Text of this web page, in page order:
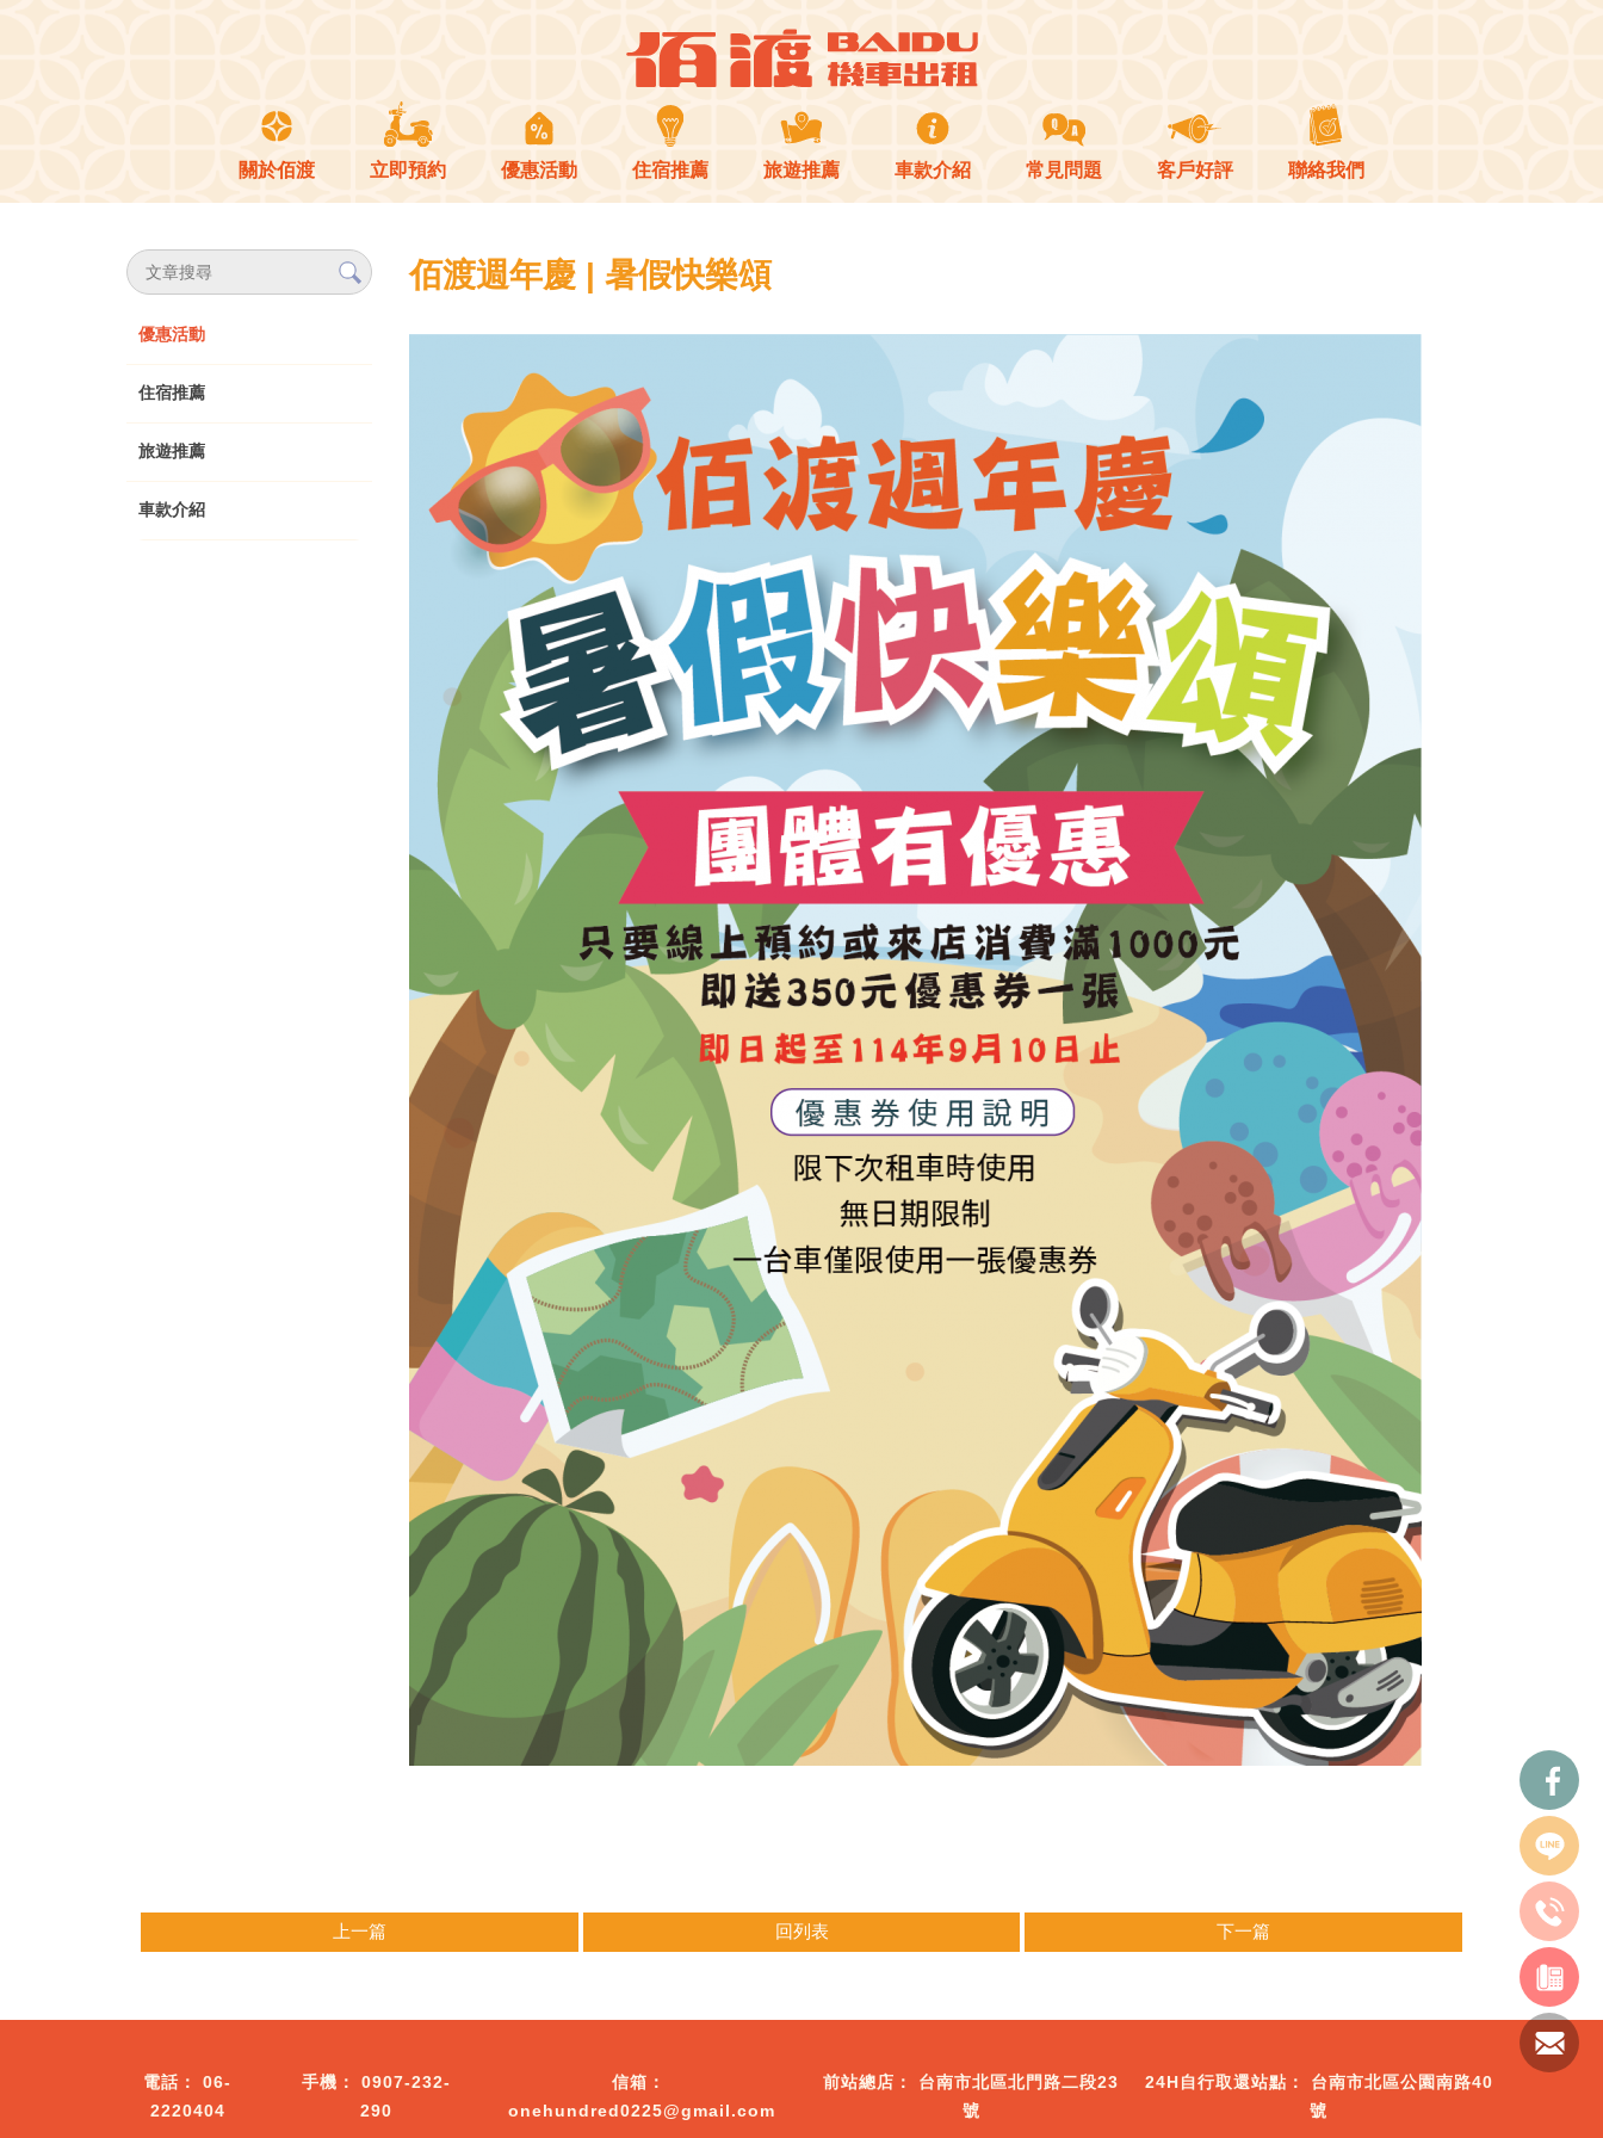
關於佰渡 立即預約 優惠活動 住宿推薦 旅遊推薦 車款介紹 常見問題 客戶好評 聯絡我們
優惠活動
住宿推薦
旅遊推薦
車款介紹
佰渡週年慶 | 暑假快樂頌
上一篇 回列表 下一篇
06-
2220404
0907-232-
290
onehundred0225@gmail.com
台南市北區北門路二段23
號
台南市北區公園南路40
號